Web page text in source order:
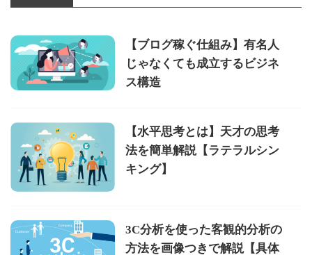
【ブログ稼ぐ仕組み】有名人
じゃなくても成立するビジネ
ス構造
【水平思考とは】天才の思考
法を簡単解説【ラテラルシン
キング】
3C分析を使った客観的分析の
方法を画像つきで解説【具体